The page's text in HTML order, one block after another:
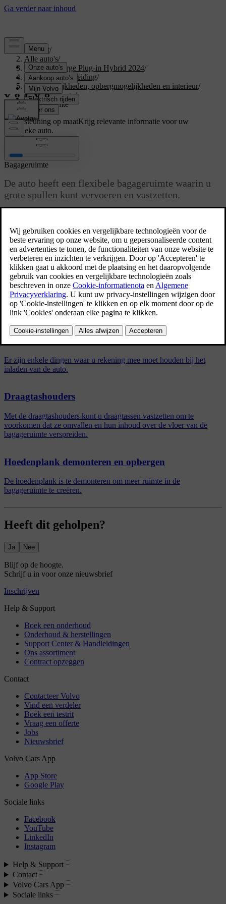
Support/
Alle auto's/
XC40 Recharge Plug-in Hybrid 2024/
Gebruikershandleiding/
Laadmogelijkheden, opbergmogelijkheden en interieur/
Bagageruimte/
Bagageruimte
Ondersteuning op maatKrijg relevante informatie voor uw
specifieke auto.
Bagageruimte
De auto heeft een flexibele bagageruimte waarin u
grote spullen kunt vervoeren en vastzetten.
ontstaat een bijzonder grote bagageruimte. Gebruik
verankeringsogen of draagtashouders om de lading goed in positie te
houden. De hoedenplank is eenvoudig te verwijderen om ruimte te
maken voor volumineuze bagage.
Gerelateerde artikelen
Er zijn enkele dingen waar u rekening mee moet houden bij het
inladen van de auto.
Draagtashouders
Met de draagtashouders kunt u draagtassen vastzetten om te
voorkomen dat ze omvallen en hun inhoud over de vloer van de
bagageruimte verspreiden.
Hoedenplank demonteren en opbergen
De hoedenplank is te demonteren om meer ruimte in de
bagageruimte te creëren.
Heeft dit geholpen?
Ja Nee